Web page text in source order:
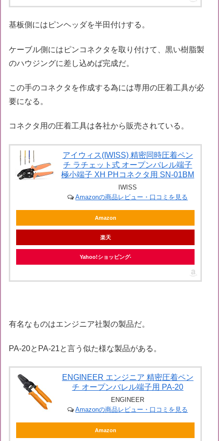
基板側にはピンヘッダを半田付けする。
ケーブル側にはピンコネクタを取り付けて、黒い樹脂製
のハウジングに差し込めば完成だ。
この手のコネクタを作成する為には専用の圧着工具が必
要になる。
コネクタ用の圧着工具は各社から販売されている。
アイウィス(IWISS) 精密同時圧着ペン
チ ラチェット式 オープンバレル端子
極小端子 XH PHコネクタ用 SN-01BM
IWISS
Amazonの商品レビュー・口コミを見る
Amazon
楽天
Yahoo!ショッピング
有名なものはエンジニア社製の製品だ。
PA-20とPA-21と言う似た様な製品がある。
ENGINEER エンジニア 精密圧着ペン
チ オープンバレル端子用 PA-20
ENGINEER
Amazonの商品レビュー・口コミを見る
Amazon